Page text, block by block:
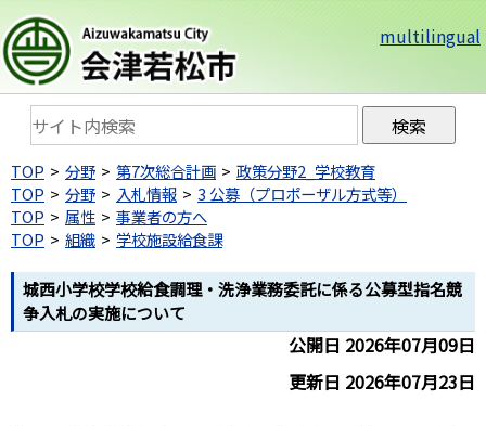
multilingual
TOP 分野 第7次総合計画
政策分野2_学校教育
TOP
分野 入札情報
3 公募（プロポーザル方式等）
TOP
属性
事業者の方へ
TOP
組織 学校施設給食課
城西小学校学校給食調理・洗浄業務委託に係る公募型指名競
争入札の実施について
公開日 2026年07月09日
更新日 2026年07月23日